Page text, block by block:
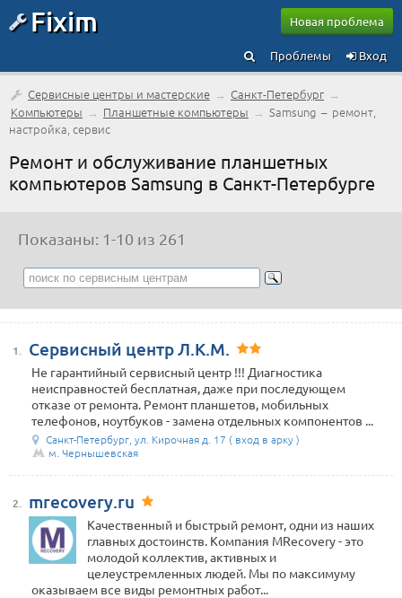
Fixim Новая проблема
Вход
Проблемы
Сервисные центры и мастерские → Санкт-Петербург →
Компьютеры → Планшетные компьютеры → Samsung – ремонт,
настройка, сервис
Ремонт и обслуживание планшетных
компьютеров Samsung в Санкт-Петербурге
Показаны: 1-10 из 261
1. Сервисный центр Л.К.М.
Не гарантийный сервисный центр !!! Диагностика
неисправностей бесплатная, даже при последующем
отказе от ремонта. Ремонт планшетов, мобильных
телефонов, ноутбуков - замена отдельных компонентов ...
Санкт-Петербург, ул. Кирочная д. 17 ( вход в арку )
м. Чернышевская
2. mrecovery.ru
Качественный и быстрый ремонт, одни из наших
главных достоинств. Компания MRecovery - это
молодой коллектив, активных и
целеустремленных людей. Мы по максимуму
оказываем все виды ремонтных работ...